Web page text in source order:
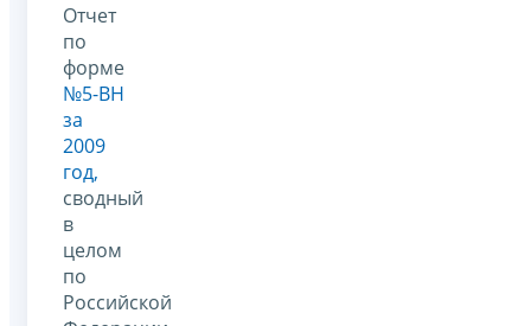
Отчет
по
форме
№5-ВН
за
2009
год,
сводный
в
целом
по
Российской